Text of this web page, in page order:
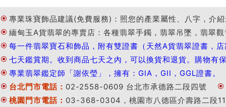
專業珠寶飾品建議(免費服務)：照您的產業屬性、八字，介
緬甸玉A貨翡翠的專賣店：各種翡翠手鐲，翡翠吊墜，翡翠
每一件翡翠寶石和飾品，附有雙證書（天然A貨翡翠證書
七天鑑賞期。收到商品七天之內，可以換貨和退貨。購物有
專業翡翠鑑定師「謝依瑩」，擁有：GIA，GII，GGL證書。
台北門市電話： 02-2558-0609 台北市承德路二段四號
桃園門市電話： 03-368-0304，桃園市八德區介壽路二段